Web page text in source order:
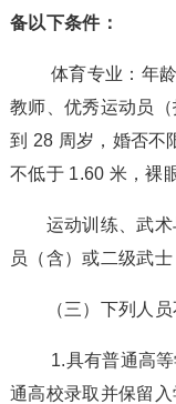
备以下条件：
体育专业：年龄
教师、优秀运动员
到 28 周岁，婚否不
不低于 1.60 米，裸
运动训练、武术
员（含）或二级武
（三）下列人员
1.具有普通高等
通高校录取并保留入